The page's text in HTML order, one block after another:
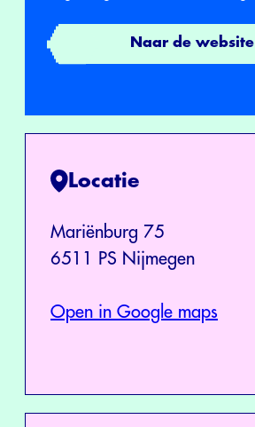
Naar de website
Locatie
Mariënburg 75
6511 PS Nijmegen
Open in Google maps